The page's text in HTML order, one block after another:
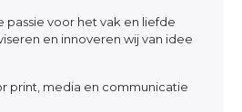
passie voor het vak en liefde
en innoveren wij van idee
print, media en communicatie